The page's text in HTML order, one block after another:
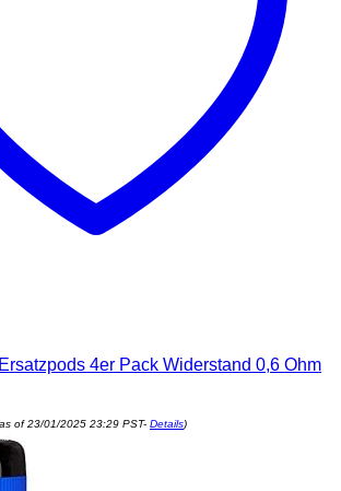
4er Pack Widerstand 0,6 Ohm
of 23/01/2025 23:29 PST- Details)